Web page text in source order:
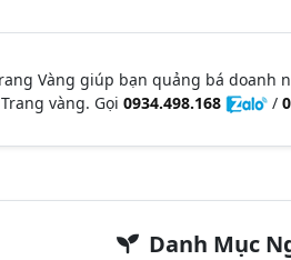
Vàng giúp bạn quảng bá doanh
vàng. Gọi 0934.498.168 /
Danh Mục